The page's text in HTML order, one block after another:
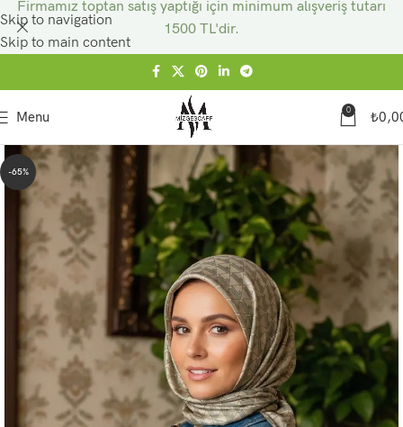
Skip to navigation
Skip to main content
Menu 0 ₺
-65%
Firmamız toptan satış yaptığı için minimum alışveriş tutarı
1500 TL'dir.